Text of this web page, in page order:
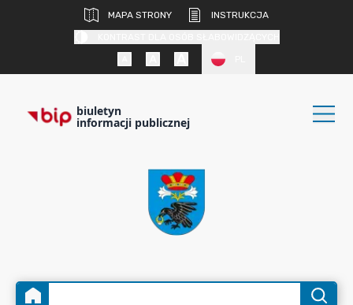
MAPA STRONY
INSTRUKCJA
biuletyn
informacji publicznej